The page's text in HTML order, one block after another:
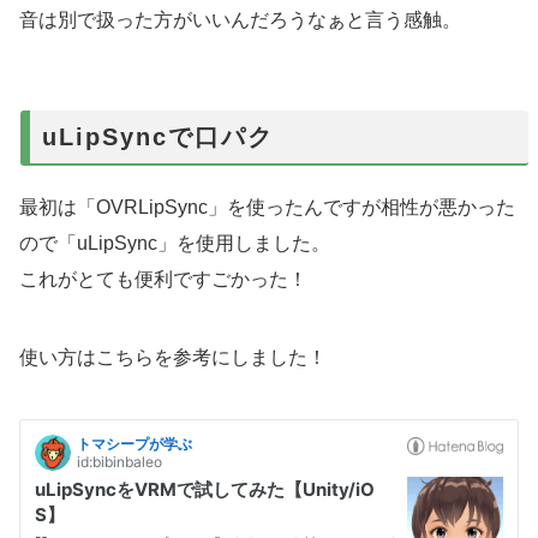
音は別で扱った方がいいんだろうなぁと言う感触。
uLipSyncで口パク
最初は「OVRLipSync」を使ったんですが相性が悪かった
ので「uLipSync」を使用しました。
これがとても便利ですごかった！
使い方はこちらを参考にしました！